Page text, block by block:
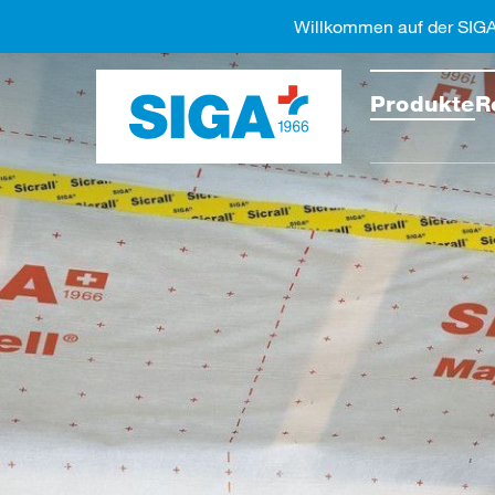
Diese
Produkte
Willkommen auf der